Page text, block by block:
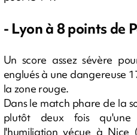
- Lyon à 8 points de
Un score assez sévère
englués à une dangereuse
la zone rouge.
Dans le match phare de la
plutôt deux fois
l'humiliation vécue à Nice